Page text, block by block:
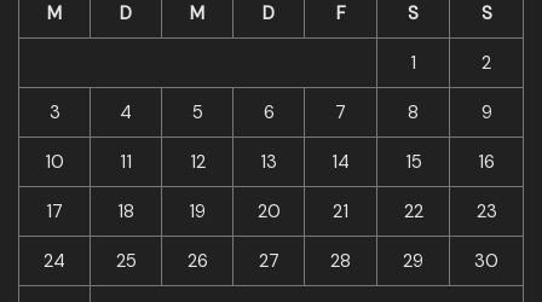
M D M D F S S
1 2
3 4 5 6 7 8 9
10 11 12 13 14 15 16
17 18 19 20 21 22 23
24 25 26 27 28 29 30